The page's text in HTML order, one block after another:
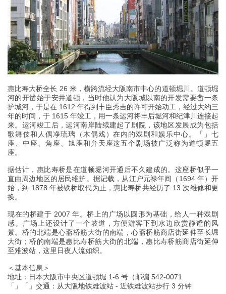
惠比寿大桥全长 26 米，横跨流经大阪南市中心的道顿堀川。道顿堀
河的开凿始于安井道顿，当时他认为大阪城以南的开发需要凿一条
护城河，于是在 1612 年得到丰臣秀吉的许可开始动工，经过大约三
年的时间，于 1615 年竣工，用一条运河将丰后堀河和纪津川连接起
来。运河竣工后，运河南岸陆续建起了剧院，该地区发展成为包括
歌舞伎和人偶净琉璃（木偶戏）在内的戏剧和娱乐中心。「」七
座、中座、角座、旭座和弁天座这五个剧场被广泛称为道顿堀五
座。
据估计，惠比寿桥是在道顿堀河开通后不久建成的。这座桥似乎一
直由周边地区的居民维护。据记载，从江户元禄年间（1694 年）开
始，到 1878 年被铁桥取代为止，惠比寿桥共经历了 13 次维修和更
换。
现在的桥建于 2007 年。桥上的广场以圆形为基础，给人一种戏剧
感。广场上还设计了一个坡道，方便游客下到水边欣赏静谧的风
景。桥的北端是心斋桥筋大街的南端，心斋桥筋商店街延伸至长堀
大街；桥的南端是惠比寿桥筋大街的北端，惠比寿桥筋商店街延伸
至难波站，这里日夜人流如织。
＜基本信息＞
地址：日本大阪市中央区道顿堀 1-6 号（邮编 542-0071
「」「」交通：从大阪地铁难波站 - 近铁难波站步行 3 分钟